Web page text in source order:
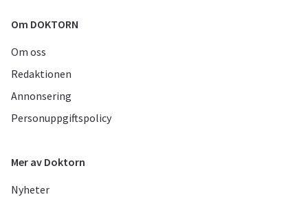
Om DOKTORN
Om oss
Redaktionen
Annonsering
Personuppgiftspolicy
Mer av Doktorn
Nyheter